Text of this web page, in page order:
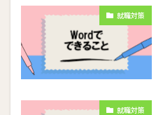
就職対策
就職対策